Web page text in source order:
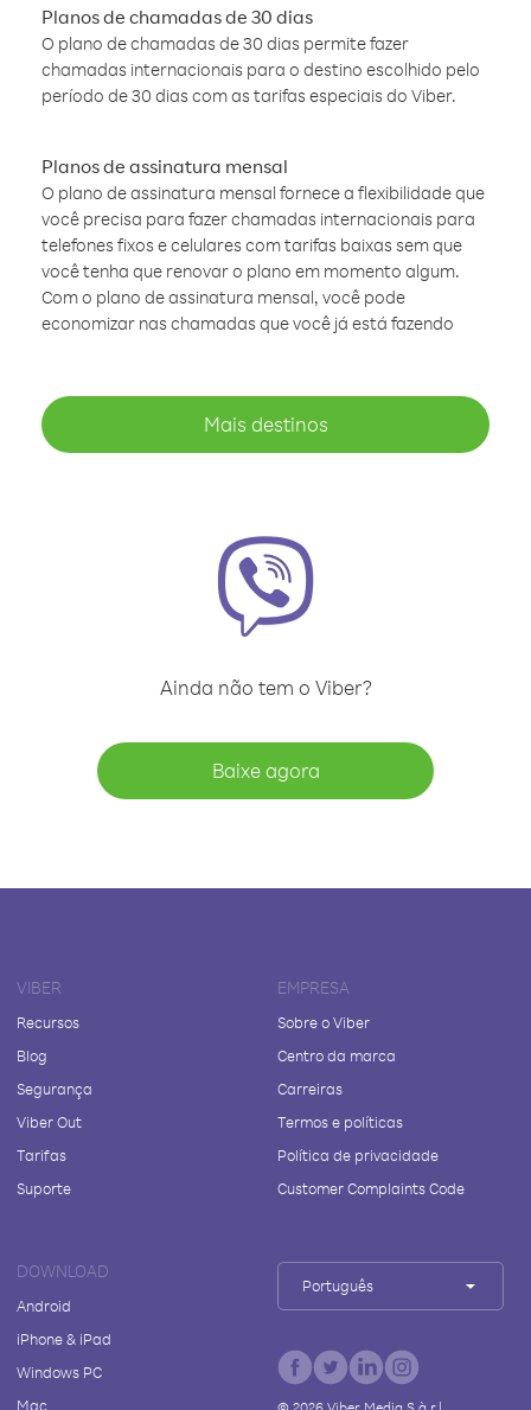
Planos de chamadas de 30 dias
O plano de chamadas de 30 dias permite fazer
chamadas internacionais para o destino escolhido pelo
período de 30 dias com as tarifas especiais do Viber.
Planos de assinatura mensal
O plano de assinatura mensal fornece a flexibilidade que
você precisa para fazer chamadas internacionais para
telefones fixos e celulares com tarifas baixas sem que
você tenha que renovar o plano em momento algum.
Com o plano de assinatura mensal, você pode
economizar nas chamadas que você já está fazendo
Mais destinos
Ainda não tem o Viber?
Baixe agora
VIBER
Recursos
Blog
Segurança
Viber Out
Tarifas
Suporte
EMPRESA
Sobre o Viber
Centro da marca
Carreiras
Termos e políticas
Política de privacidade
Customer Complaints Code
DOWNLOAD
Android
iPhone & iPad
Windows PC
Mac
Português